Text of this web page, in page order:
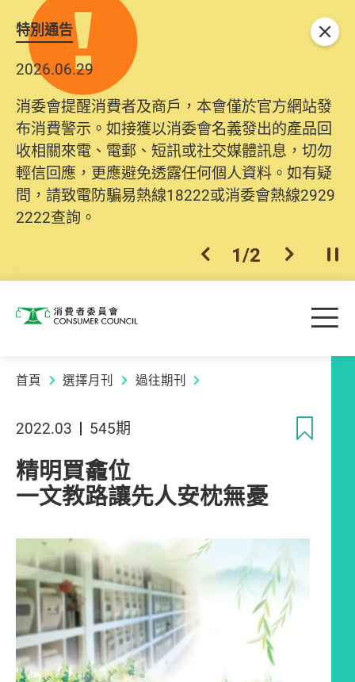
特別通告
2026.06.29
消委會提醒消費者及商戶，本會僅於官方網站發
布消費警示。如接獲以消委會名義發出的產品回
收相關來電、電郵、短訊或社交媒體訊息，切勿
輕信回應，更應避免透露任何個人資料。如有疑
問，請致電防騙易熱線18222或消委會熱線2929
2222查詢。
上一個
1/2 下一個開
關閉
消費者委員會 目
首頁 選擇月刊 過往期刊
2022.03 545期
精明買龕位
一文教路讓先人安枕無憂